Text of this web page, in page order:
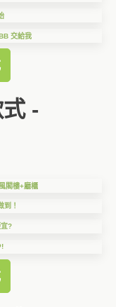
交給我
-
閣樓+廳櫃
到！
?